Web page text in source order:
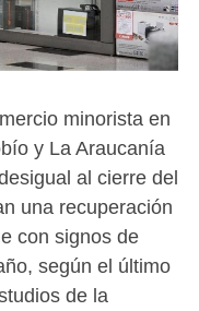
minorista en
y La Araucanía
al cierre del
una recuperación
con signos de
según el último
de la